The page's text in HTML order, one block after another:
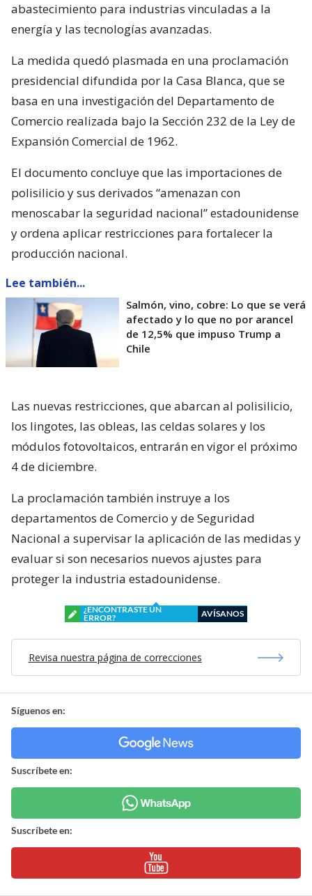
abastecimiento para industrias vinculadas a la
energía y las tecnologías avanzadas.
La medida quedó plasmada en una proclamación
presidencial difundida por la Casa Blanca, que se
basa en una investigación del Departamento de
Comercio realizada bajo la Sección 232 de la Ley de
Expansión Comercial de 1962.
El documento concluye que las importaciones de
polisilicio y sus derivados “amenazan con
menoscabar la seguridad nacional” estadounidense
y ordena aplicar restricciones para fortalecer la
producción nacional.
Lee también...
Salmón, vino, cobre: Lo que se verá
afectado y lo que no por arancel
de 12,5% que impuso Trump a
Chile
Las nuevas restricciones, que abarcan al polisilicio,
los lingotes, las obleas, las celdas solares y los
módulos fotovoltaicos, entrarán en vigor el próximo
4 de diciembre.
La proclamación también instruye a los
departamentos de Comercio y de Seguridad
Nacional a supervisar la aplicación de las medidas y
evaluar si son necesarios nuevos ajustes para
proteger la industria estadounidense.
¿ENCONTRASTE UN
ERROR?
AVÍSANOS
Revisa nuestra página de correcciones
Síguenos en:
Suscríbete en:
Suscríbete en: